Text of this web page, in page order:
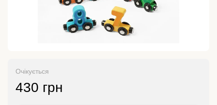
Очікується
430 грн